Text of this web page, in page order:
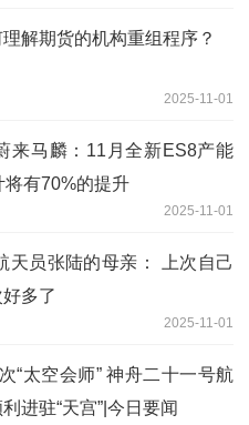
解期货的机构重组程序？
2025-11-01
来马麟：11月全新ES8产能
将有70%的提升
2025-11-01
天员张陆的母亲： 上次自己
多了
2025-11-01
“太空会师” 神舟二十一号航
进驻“天宫”|今日要闻